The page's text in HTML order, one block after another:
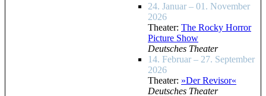
24. Januar – 01. November
2026
Theater: The Rocky Horror
Picture Show
Deutsches Theater
14. Februar – 27. September
2026
Theater: »Der Revisor«
Deutsches Theater